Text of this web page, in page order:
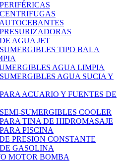
AGUA JET
TIPO BALA
AGUA LIMPIA
AGUA SUCIA Y
ACUARIO Y FUENTES DE
SUMERGIBLES COOLER
TINA DE HIDROMASAJE
PISCINA
PRESION CONSTANTE
GASOLINA
MOTOR BOMBA